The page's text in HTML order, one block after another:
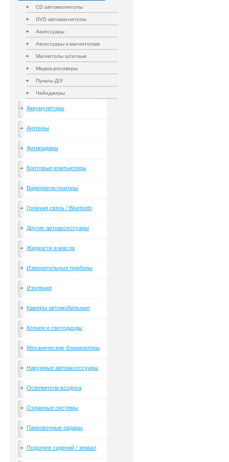
CD автомагнитолы
DVD автомагнитолы
Аксессуары
Аксессуары к магнитолам
Магнитолы штатные
Медиа-ресиверы
Пульты Д/У
Чейнджеры
Аккумуляторы
Антенны
Антирадары
Бортовые компьютеры
Видеорегистраторы
Громкая связь / Bluetooth
Другие автоаксессуары
Жидкости и масла
Измерительные приборы
Изоляция
Камеры автомобильные
Ксенон и светодиоды
Механические блокираторы
Наружные автоаксессуары
Освежители воздуха
Охранные системы
Парковочные радары
Подогрев сидений / зеркал